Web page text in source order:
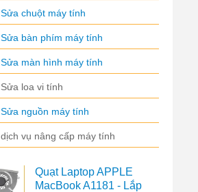
Sửa chuột máy tính
Sửa bàn phím máy tính
Sửa màn hình máy tính
Sửa loa vi tính
Sửa nguồn máy tính
dịch vụ nâng cấp máy tính
Quạt Laptop APPLE
MacBook A1181 - Lắp